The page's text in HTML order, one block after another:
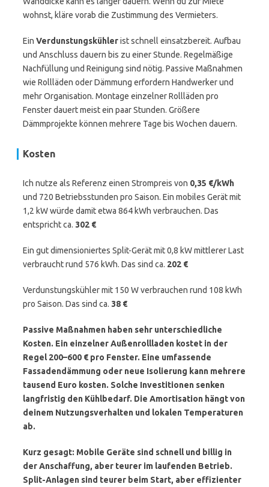
wohnst, kläre vorab die Zustimmung des Vermieters.
Ein Verdunstungskühlerist schnell einsatzbereit. Aufbau
und Anschluss dauern bis zu einer Stunde. Regelmäßige
Nachfüllung und Reinigung sind nötig. Passive Maßnahmen
wie Rollläden oder Dämmung erfordern Handwerker und
mehr Organisation. Montage einzelner Rollläden pro
Fenster dauert meist ein paar Stunden. Größere
Dämmprojekte können mehrere Tage bis Wochen dauern.
Kosten
Ich nutze als Referenz einen Strompreis von 0,35 €/kWh
und 720 Betriebsstunden pro Saison. Ein mobiles Gerät mit
1,2 kW würde damit etwa 864 kWh verbrauchen. Das
entspricht ca. 302 €
Ein gut dimensioniertes Split-Gerät mit 0,8 kW mittlerer Last
verbraucht rund 576 kWh. Das sind ca. 202 €
Verdunstungskühler mit 150 W verbrauchen rund 108 kWh
pro Saison. Das sind ca. 38 €
Passive Maßnahmen haben sehr unterschiedliche
Kosten. Ein einzelner Außenrollladen kostet in der
Regel 200–600 € pro Fenster. Eine umfassende
Fassadendämmung oder neue Isolierung kann mehrere
tausend Euro kosten. Solche Investitionen senken
langfristig den Kühlbedarf. Die Amortisation hängt von
deinem Nutzungsverhalten und lokalen Temperaturen
ab.
Kurz gesagt: Mobile Geräte sind schnell und billig in
der Anschaffung, aber teurer im laufenden Betrieb.
Split-Anlagen sind teurer beim Start, aber effizienter